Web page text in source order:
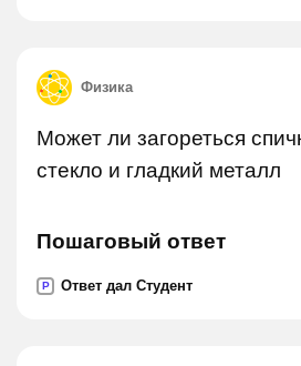
Физика
Может ли загореться
стекло и гладкий металл
Пошаговый ответ
P Ответ дал Студент